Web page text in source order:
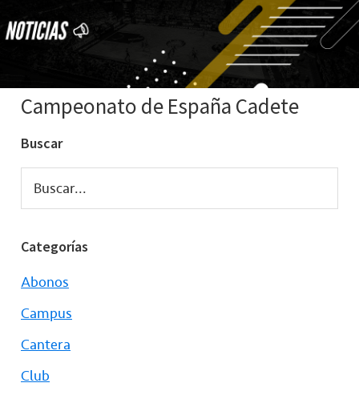
Campeonato de España Cadete
Buscar
Buscar...
Categorías
Abonos
Campus
Cantera
Club